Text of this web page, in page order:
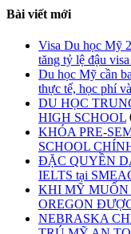
Bài viết mới
Visa Du học Mỹ
tăng tỷ lệ đậu visa
Du học Mỹ cần
thực tế, học phí
DU HỌC
HIGH SCHOOL
KHÓA PRE-
SCHOOL
ĐẶC QUYỀN
IELTS tại
KHI MỸ
OREGON
NEBRASKA